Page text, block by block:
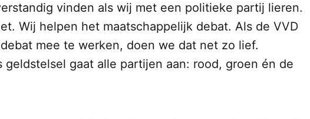
vinden als wij met een politieke partij lieren.
Wij helpen het maatschappelijk debat. Als de VVD
mee te werken, doen we dat net zo lief.
geldstelsel gaat alle partijen aan: rood, groen én de